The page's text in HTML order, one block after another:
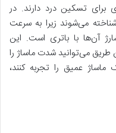
برای تسکین درد دارند. در
می‌شوند زیرا به سرعت
آن‌ها با باتری است. این
طریق می‌توانید شدت ماساژ را
عمیق را تجربه کنند،